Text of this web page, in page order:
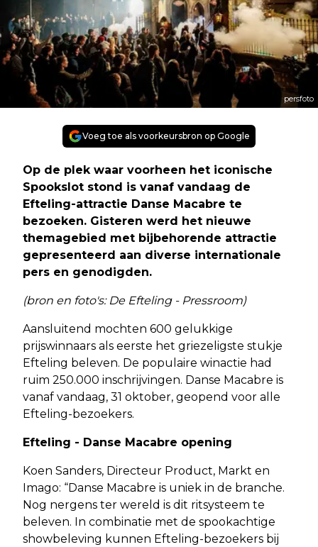
persfoto
Voeg toe als voorkeursbron op Google
Op de plek waar voorheen het iconische
Spookslot stond is vanaf vandaag de
Efteling-attractie Danse Macabre te
bezoeken. Gisteren werd het nieuwe
themagebied met bijbehorende attractie
gepresenteerd aan diverse internationale
pers en genodigden.
(bron en foto's: De Efteling - Pressroom)
Aansluitend mochten 600 gelukkige
prijswinnaars als eerste het griezeligste stukje
Efteling beleven. De populaire winactie had
ruim 250.000 inschrijvingen. Danse Macabre is
vanaf vandaag, 31 oktober, geopend voor alle
Efteling-bezoekers.
Efteling - Danse Macabre opening
Koen Sanders, Directeur Product, Markt en
Imago: “Danse Macabre is uniek in de branche.
Nog nergens ter wereld is dit ritsysteem te
beleven. In combinatie met de spookachtige
showbeleving kunnen Efteling-bezoekers bij